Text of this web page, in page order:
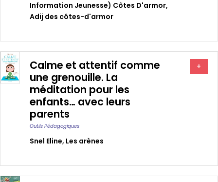
Information Jeunesse) Côtes D'armor,
Adij des côtes-d'armor
Calme et attentif comme
une grenouille. La
méditation pour les
enfants… avec leurs
parents
Outils Pédagogiques
Snel Eline, Les arènes
+